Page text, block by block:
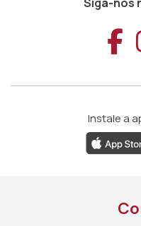
Instale a